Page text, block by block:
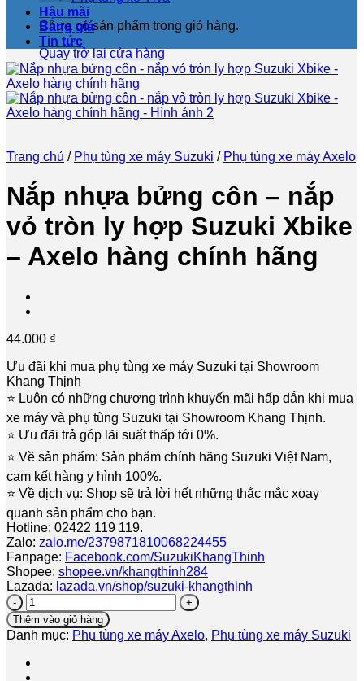
Chưa có sản phẩm trong giỏ hàng.
Quay trở lại cửa hàng
Hậu mãi
Bảng giá
Tin tức
Trang chủ / Phụ tùng xe máy Suzuki / Phụ tùng xe máy Axelo
Nắp nhựa bửng côn – nắp
vỏ tròn ly hợp Suzuki Xbike
– Axelo hàng chính hãng
44.000 ₫
Ưu đãi khi mua phụ tùng xe máy Suzuki tại Showroom
Khang Thịnh
⭐️ Luôn có những chương trình khuyến mãi hấp dẫn khi mua
xe máy và phụ tùng Suzuki tại Showroom Khang Thịnh.
⭐️ Ưu đãi trả góp lãi suất thấp tới 0%.
⭐️ Về sản phẩm: Sản phẩm chính hãng Suzuki Việt Nam,
cam kết hàng y hình 100%.
⭐️ Về dịch vụ: Shop sẽ trả lời hết những thắc mắc xoay
quanh sản phẩm cho bạn.
Hotline: 02422 119 119.
Zalo: zalo.me/2379871810068224455
Fanpage: Facebook.com/SuzukiKhangThinh
Shopee: shopee.vn/khangthinh284
Lazada: lazada.vn/shop/suzuki-khangthinh
Nắp
nhựa
bửng
côn
-
nắp
Thêm vào giỏ hàng
Danh mục: Phụ tùng xe máy Axelo, Phụ tùng xe máy Suzuki